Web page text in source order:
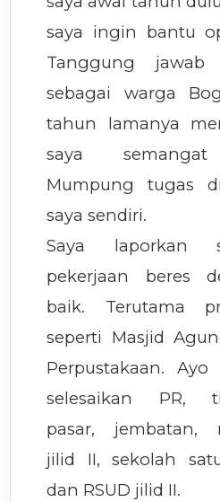
saya ingin bantu
Tanggung jawab
sebagai warga
tahun lamanya
saya
Mumpung tugas
saya sendiri.
Saya laporkan
pekerjaan beres
baik. Terutama
seperti Masjid
Perpustakaan. Ayo
selesaikan PR,
pasar, jembatan,
jilid II, sekolah
dan RSUD jilid II.